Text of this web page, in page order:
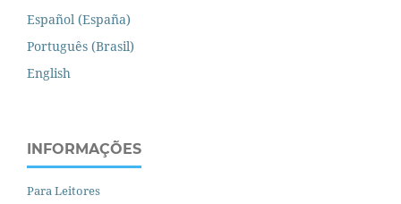
Español (España)
Português (Brasil)
English
INFORMAÇÕES
Para Leitores